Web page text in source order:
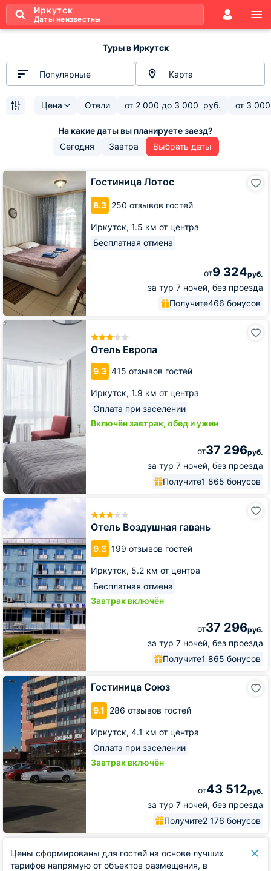
Иркутск
Даты неизвестны
Туры в Иркутск
Популярные Карта
Цена Отели от 2 000 до 3 000 руб. от 3 000
Сегодня Завтра Выбрать даты
Гостиница Лотос
8.3 250 отзывов гостей
Иркутск, 1.5 км от центра
Бесплатная отмена
от9 324руб.
за тур 7 ночей, без проезда
Получите466 бонусов
Гостиница
Лотос
Отель Европа
9.3 415 отзывов гостей
Иркутск, 1.9 км от центра
Оплата при заселении
Включён завтрак, обед и ужин
от37 296руб.
за тур 7 ночей, без проезда
Получите1 865 бонусов
Отель
Отель Воздушная гавань
9.3 199 отзывов гостей
Иркутск, 5.2 км от центра
Бесплатная отмена
Завтрак включён
от37 296руб.
за тур 7 ночей, без проезда
Получите1 865 бонусов
Отель
Воздушная
гавань
Гостиница Союз
9.1 286 отзывов гостей
Иркутск, 4.1 км от центра
Оплата при заселении
Завтрак включён
от43 512руб.
за тур 7 ночей, без проезда
Получите2 176 бонусов
Гостиница
Союз
Цены сформированы для гостей на основе лучших
тарифов напрямую от объектов размещения, в